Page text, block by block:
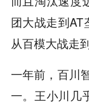
团大战走到
从百模大战走
一年前，百川
一。王小川几